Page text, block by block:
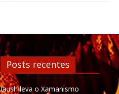
Posts recentes
Iaush leva o Xamanismo